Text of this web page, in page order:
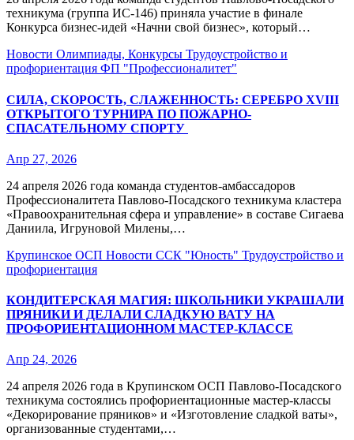
техникума (группа ИС‑146) приняла участие в финале
Конкурса бизнес‑идей «Начни свой бизнес», который…
Новости Олимпиады, Конкурсы Трудоустройство и
профориентация ФП "Профессионалитет"
СИЛА, СКОРОСТЬ, СЛАЖЕННОСТЬ: СЕРЕБРО XVIII
ОТКРЫТОГО ТУРНИРА ПО ПОЖАРНО-
СПАСАТЕЛЬНОМУ СПОРТУ
Апр 27, 2026
24 апреля 2026 года команда студентов-амбассадоров
Профессионалитета Павлово‑Посадского техникума кластера
«Правоохранительная сфера и управление» в составе Сигаева
Даниила, Игруновой Милены,…
Крупинское ОСП Новости ССК "Юность" Трудоустройство и
профориентация
КОНДИТЕРСКАЯ МАГИЯ: ШКОЛЬНИКИ УКРАШАЛИ
ПРЯНИКИ И ДЕЛАЛИ СЛАДКУЮ ВАТУ НА
ПРОФОРИЕНТАЦИОННОМ МАСТЕР-КЛАССЕ
Апр 24, 2026
24 апреля 2026 года в Крупинском ОСП Павлово‑Посадского
техникума состоялись профориентационные мастер‑классы
«Декорирование пряников» и «Изготовление сладкой ваты»,
организованные студентами,…